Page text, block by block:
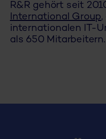
R&R gehört seit
International Group,
internationalen IT-
als 650 Mitarbeitern.